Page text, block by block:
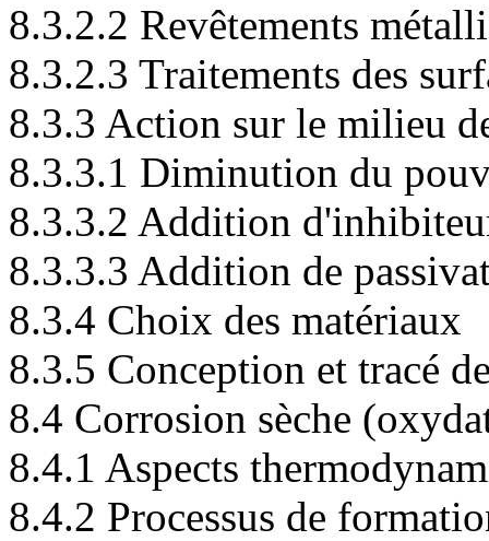
8.3.2.2 Revêtements
8.3.2.3 Traitements des
8.3.3 Action sur le milieu
8.3.3.1 Diminution du
8.3.3.2 Addition
8.3.3.3 Addition de
8.3.4 Choix des matériaux
8.3.5 Conception et tracé
8.4 Corrosion sèche
8.4.1 Aspects
8.4.2 Processus de